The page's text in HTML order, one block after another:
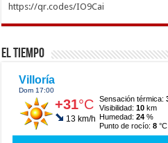
https://qr.codes/IO9Cai
El Tiempo